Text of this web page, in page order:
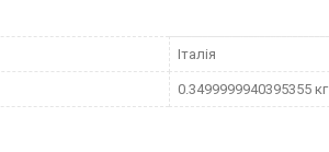
Італія
0.3499999940395355 кг